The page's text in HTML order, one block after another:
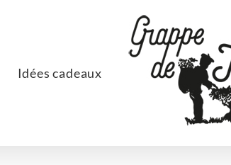
Idées cadeaux